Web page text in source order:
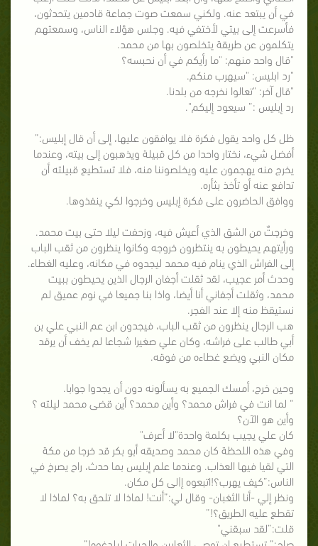
في أن يبتعد عنه. ولكني سمعت صوت جماعة قادمين يتحدثون،
فأسرعت إلى بيتي لأختفي فيه. وجلس هؤلاء الناس، وسمعتهم
يتكلمون عن طريقة يتخلصون بها من محمد.
"قال واحد منهم: "ما رأيكم في أن نحبسه؟
"رد ابليس: "سيهرب منكم.
"قال آخر: "تعالوا نخرجه من بلدنا.
رد إبليس :” سيعود إليكم".
ظل كل واحد يقول فكرة فلا يوافقون عليها، إلى أن قال إبليس:”
أفضل شيء، نختار واحدا من كل قبيلة ويذهبون إلى بيته، وعندما
يخرج منه يهجمون عليه ويخلصوننا منه، فلا تستطيع قبيلته أن
تدافع عنه أو تأخذ بثأره.
ووافق الحاضرون على فكرة إبليس وخرجوا لكي ينفذوها.
وخرجتٌ من الشق الذي أعيش فيه، وزحفت ليلا حتى بيت محمد.
ورأيتهم يحيطون به ينتظرون خروجه وكانوا ينظرون من ثقب الباب
إلى الفراش الذي ينام فيه محمد ليجدوه في مكانه، وعليه الغطاء.
وحدث أمر عجيب، لقد ثقلت أجفان الرجال الذين يحيطون ببيت
محمد، وثقلت أجفاني أنا أيضا، واذا بنا جميعا في نوم عميق لم
نستيقظ منه إلا عند الفجر.
هب الرجال ينظرون من ثقب الباب، فيجدون ابن عم النبي علي بن
أبي طالب على فراشه، وكان علي صغيرا شجاعا لم يخف أن يرقد
مكان النبي ويضع غطاءه من فوقه.
وحين خرج، أمسك الجميع به يسألونه دون أن يجدوا جوابا.
“ لما انت في فراش محمد؟ وأين محمد؟ أين قضى محمد ليلته ؟
وأين هو الآن؟
كان علي يجيب بكلمة واحدة"لا أعرف"
وفي هذه اللحظة كان محمد وصديقه أبو بكر قد خرجا من مكة
التي لقيا فيها العذاب. وعندما علم إبليس بما حدث، راح يصرخ في
الناس:”كيف يهرب؟!اتبعوه إ|لى كل مكان.
ونظر إلي -أنا الثغبان- وقال لي:”أنت! لماذا لا تلحق به؟ لماذا لا
تقطع عليه الطريق؟!”
قلت:”لقد سبقني"